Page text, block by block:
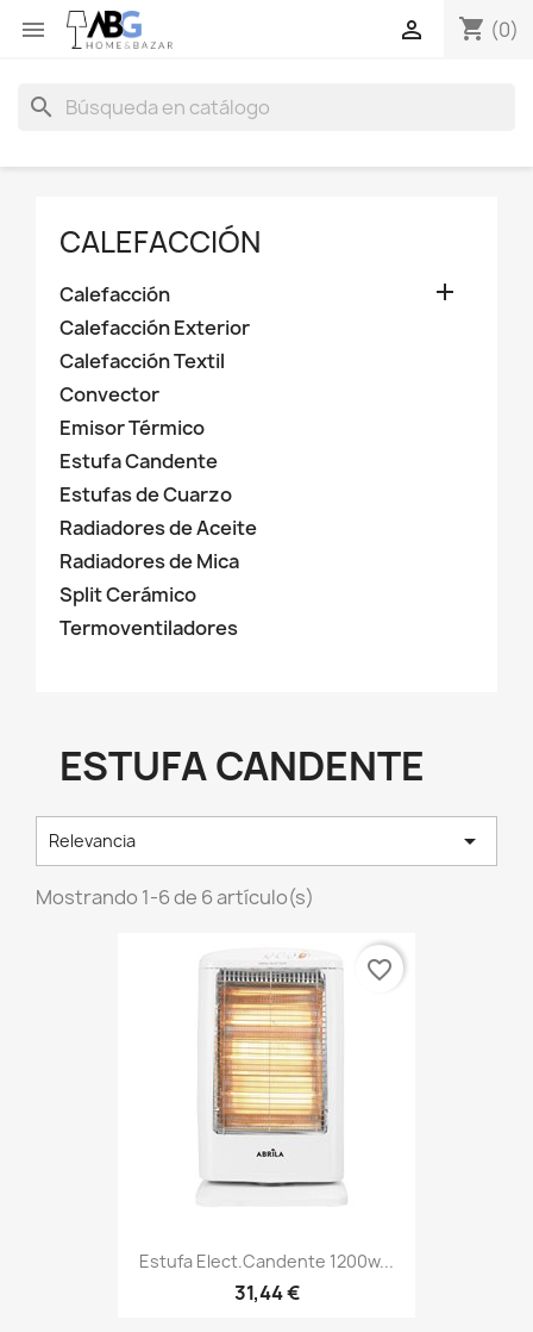
 shopping_cart (0)

search
CALEFACCIÓN
Calefacción 
Calefacción Exterior
Calefacción Textil
Convector
Emisor Térmico
Estufa Candente
Estufas de Cuarzo
Radiadores de Aceite
Radiadores de Mica
Split Cerámico
Termoventiladores
ESTUFA CANDENTE
Relevancia 
Mostrando 1-6 de 6 artículo(s)
Estufa Elect.candente 1200w...
31,44 €
favorite_border